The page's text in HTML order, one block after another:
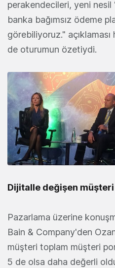
perakendecileri, yeni nesil
banka bağımsız ödeme
görebiliyoruz."
de oturumun özetiydi.
Dijitalle değişen
Pazarlama üzerine
Bain & Company'den
müşteri toplam müşteri
5 de olsa daha değerli